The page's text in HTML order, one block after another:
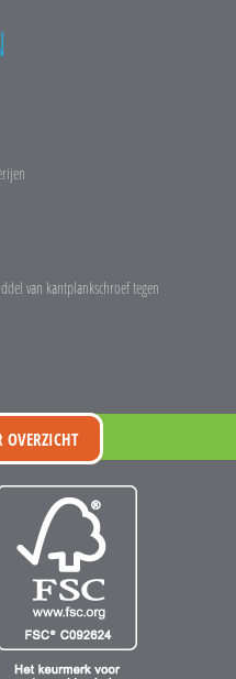
van kantplankschroef tegen
OVERZICHT